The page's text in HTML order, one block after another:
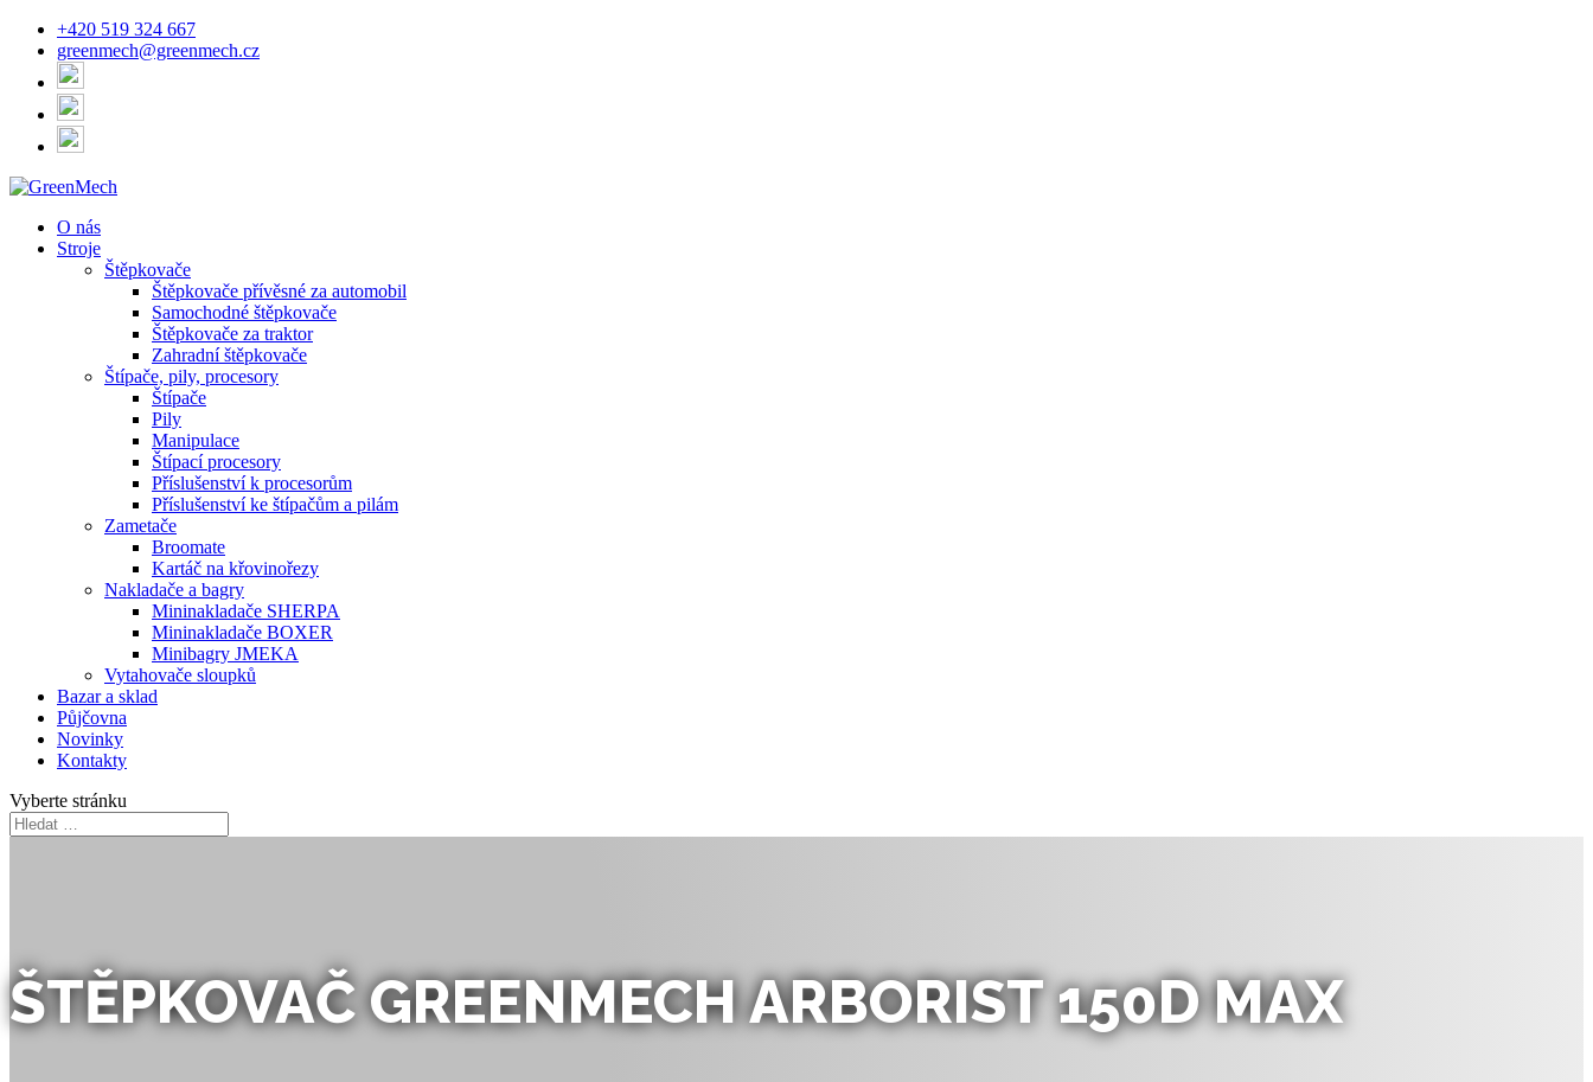
+420 519 324 667
greenmech@greenmech.cz
O nás
Stroje
Štěpkovače
Štěpkovače přívěsné za automobil
Samochodné štěpkovače
Štěpkovače za traktor
Zahradní štěpkovače
Štípače, pily, procesory
Štípače
Pily
Manipulace
Štípací procesory
Příslušenství k procesorům
Příslušenství ke štípačům a pilám
Zametače
Broomate
Kartáč na křovinořezy
Nakladače a bagry
Mininakladače SHERPA
Mininakladače BOXER
Minibagry JMEKA
Vytahovače sloupků
Bazar a sklad
Půjčovna
Novinky
Kontakty
Vyberte stránku
ŠTĚPKOVAČ GREENMECH ARBORIST 150D MAX